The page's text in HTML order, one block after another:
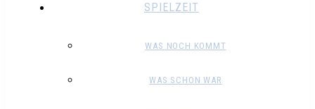
SPIELZEIT
WAS NOCH KOMMT
WAS SCHON WAR